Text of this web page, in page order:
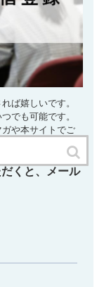
ば嬉しいです。
でも可能です。
や本サイトでご
くと、メール